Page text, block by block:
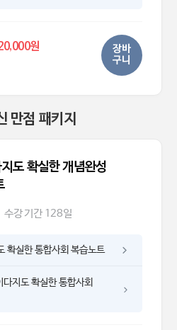
원
장바
구니
만점 패키지
도 확실한 개념완성
수강 기간 128일
확실한 통합사회 복습노트
지도 확실한 통합사회